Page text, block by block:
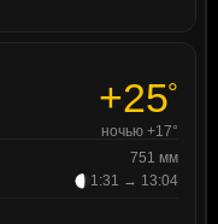
+25°
ночью +17°
751 мм
1:31 → 13:04